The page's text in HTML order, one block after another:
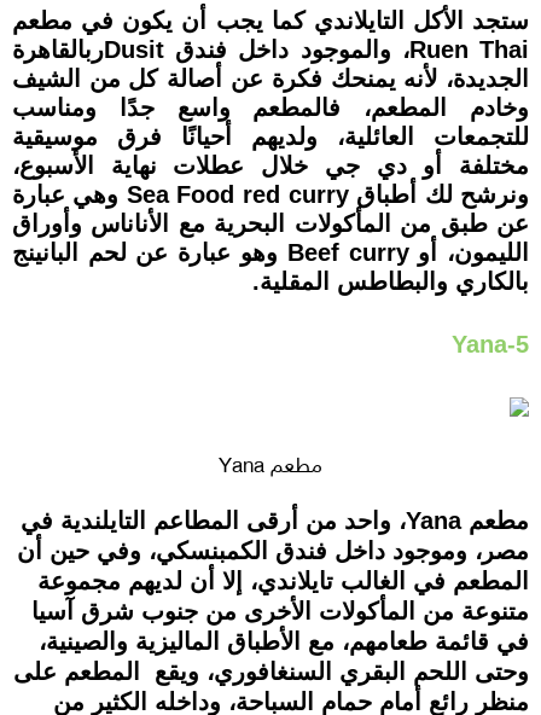
ستجد الأكل التايلاندي كما يجب أن يكون في مطعم
Ruen Thai، والموجود داخل فندق Dusitربالقاهرة
الجديدة، لأنه يمنحك فكرة عن أصالة كل من الشيف
وخادم المطعم، فالمطعم واسع جدًا ومناسب
للتجمعات العائلية، ولديهم أحيانًا فرق موسيقية
مختلفة أو دي جي خلال عطلات نهاية الأسبوع،
ونرشح لك أطباق Sea Food red curry وهي عبارة
عن طبق من المأكولات البحرية مع الأناناس وأوراق
الليمون، أو Beef curry وهو عبارة عن لحم البانينج
بالكاري والبطاطس المقلية.
5-Yana
مطعم Yana
مطعم Yana، واحد من أرقى المطاعم التايلندية في
مصر، وموجود داخل فندق الكمبنسكي، وفي حين أن
المطعم في الغالب تايلاندي، إلا أن لديهم مجموعة
متنوعة من المأكولات الأخرى من جنوب شرق آسيا
في قائمة طعامهم، مع الأطباق الماليزية والصينية،
وحتى اللحم البقري السنغافوري، ويقع المطعم على
منظر رائع أمام حمام السباحة، وداخله الكثير من